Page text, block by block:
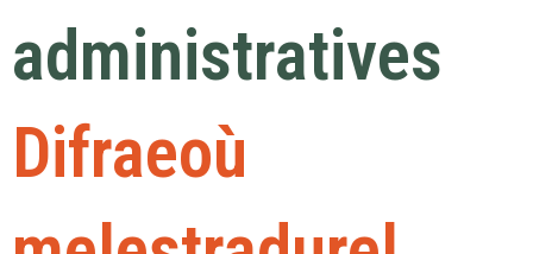
administratives
Difraeoù